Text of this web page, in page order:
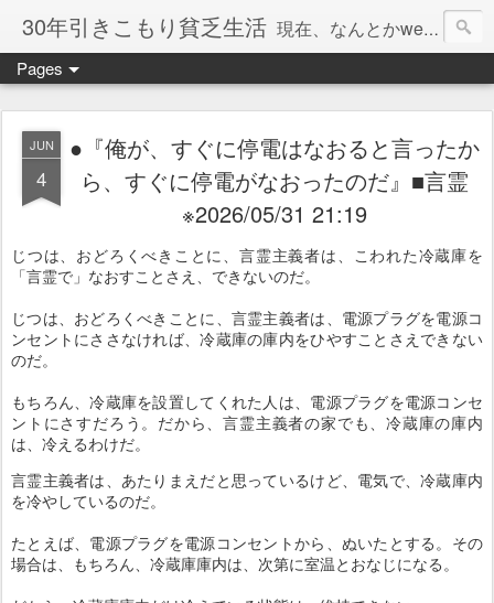
30年引きこもり貧乏生活 現在、なんとかweb系の仕事で食べています。このブログで扱う問題は「この世とはなにか」「人生とはなにか」「人間とはなにか」「強迫神経症の原因と解決法」「うつ病の原因と寄り添う方法」「家族の問題」などについてです。
Pages
JUN
4
●『俺が、すぐに停電はなおると言ったか
ら、すぐに停電がなおったのだ』■言霊
※2026/05/31 21:19
じつは、おどろくべきことに、言霊主義者は、こわれた冷蔵庫を
「言霊で」なおすことさえ、できないのだ。
じつは、おどろくべきことに、言霊主義者は、電源プラグを電源コ
ンセントにささなければ、冷蔵庫の庫内をひやすことさえできない
のだ。
もちろん、冷蔵庫を設置してくれた人は、電源プラグを電源コンセ
ントにさすだろう。だから、言霊主義者の家でも、冷蔵庫の庫内
は、冷えるわけだ。
言霊主義者は、あたりまえだと思っているけど、電気で、冷蔵庫内
を冷やしているのだ。
たとえば、電源プラグを電源コンセントから、ぬいたとする。その
場合は、もちろん、冷蔵庫庫内は、次第に室温とおなじになる。